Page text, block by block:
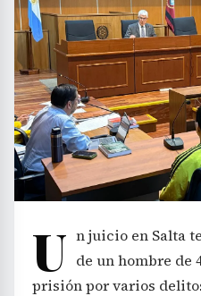
U n juicio en Salta
de un hombre de
prisión por varios